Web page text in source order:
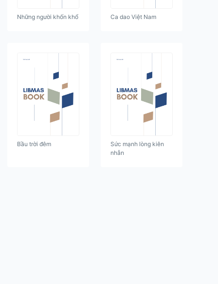
Những người khốn khổ Ca dao Việt Nam
Bầu trời đêm
Sức mạnh lòng kiên
nhẫn